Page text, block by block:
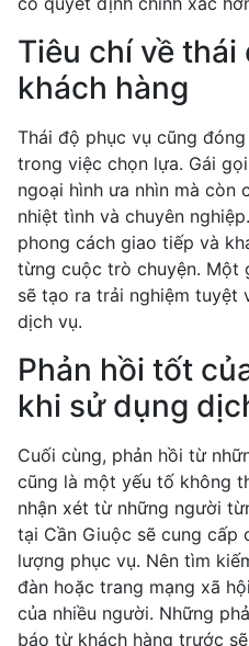
Tiêu chí về thái
khách hàng
Thái độ phục vụ cũng
trong việc chọn lựa. Gái
ngoại hình ưa nhìn mà còn
nhiệt tình và chuyên
phong cách giao tiếp và
từng cuộc trò chuyện.
sẽ tạo ra trải nghiệm tuyệt
dịch vụ.
Phản hồi tốt
khi sử dụng
Cuối cùng, phản hồi từ
cũng là một yếu tố không
nhận xét từ những người
tại Cần Giuộc sẽ cung cấp
lượng phục vụ. Nên tìm
đàn hoặc trang mạng xã
của nhiều người. Những
báo từ khách hàng trước